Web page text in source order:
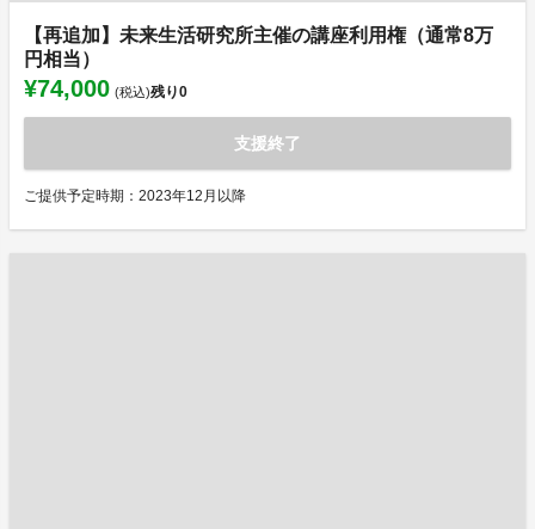
【再追加】未来生活研究所主催の講座利用権（通常8万
円相当）
¥74,000 (税込)残り0
支援終了
ご提供予定時期：2023年12月以降